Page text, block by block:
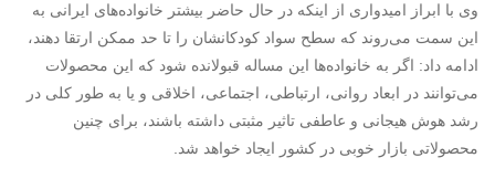
وی با ابراز امیدواری از اینکه در حال حاضر بیشتر خانواده‌های ایرانی به
این سمت می‌روند که سطح سواد کودکانشان را تا حد ممکن ارتقا دهند،
ادامه داد: اگر به خانواده‌ها این مساله قبولانده شود که این محصولات
می‌توانند در ابعاد روانی، ارتباطی، اجتماعی، اخلاقی و یا به طور کلی در
رشد هوش هیجانی و عاطفی تاثیر مثبتی داشته باشند، برای چنین
محصولاتی بازار خوبی در کشور ایجاد خواهد شد.